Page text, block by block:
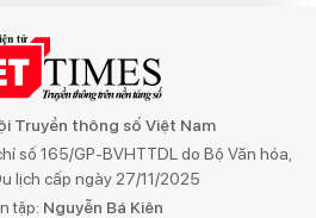
Truyền thông số Việt Nam
số 165/GP-BVHTTDL do Bộ Văn hóa,
lịch cấp ngày 27/11/2025
tập: Nguyễn Bá Kiên